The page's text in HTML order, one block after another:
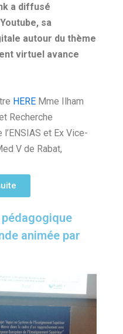
a diffusé
sa
autour du thème
virtuel avance
HERE Mme Ilham
Recherche
et Ex Vice-
V de Rabat,
animée par